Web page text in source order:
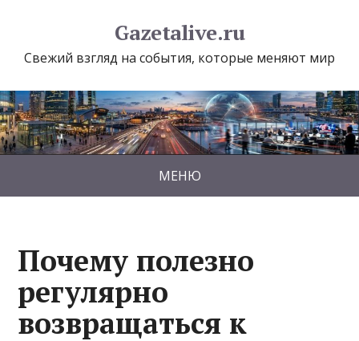
Gazetalive.ru
Свежий взгляд на события, которые меняют мир
МЕНЮ
Почему полезно
регулярно
возвращаться к